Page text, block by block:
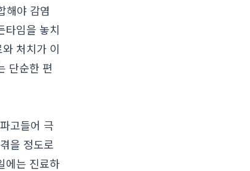
해야 감염
임을 놓치
처치가 이
단순한 편
고들어 극
을 정도로
에는 진료하